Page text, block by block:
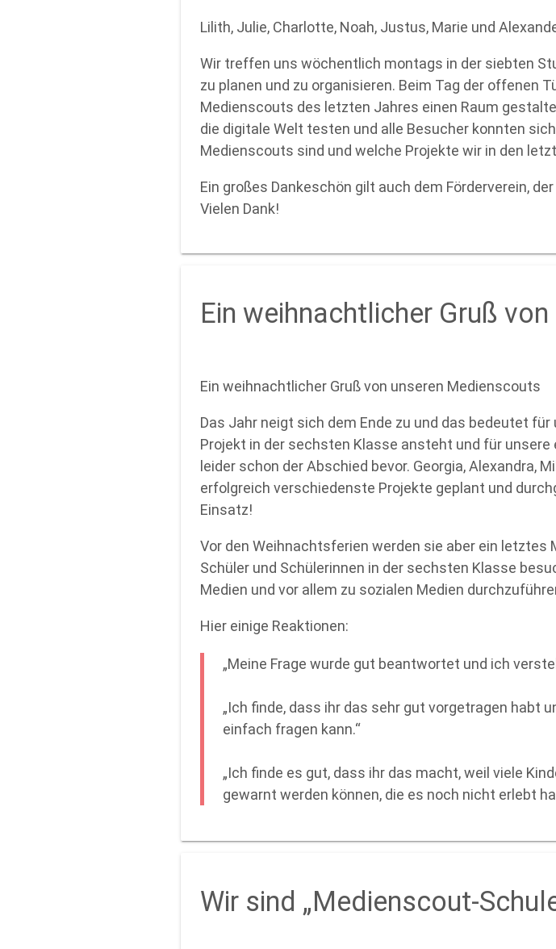
Lilith, Julie, Charlotte, Noah, Justus, Marie und
Wir treffen uns wöchentlich montags in der siebten
zu planen und zu organisieren. Beim Tag der offenen
Medienscouts des letzten Jahres einen Raum
die digitale Welt testen und alle Besucher konnten
Medienscouts sind und welche Projekte wir in den
Ein großes Dankeschön gilt auch dem Förderverein,
Vielen Dank!
Ein weihnachtlicher Gruß
Ein weihnachtlicher Gruß von unseren Medienscouts
Das Jahr neigt sich dem Ende zu und das bedeutet
Projekt in der sechsten Klasse ansteht und für
leider schon der Abschied bevor. Georgia, Alexandra,
erfolgreich verschiedenste Projekte geplant und
Einsatz!
Vor den Weihnachtsferien werden sie aber ein
Schüler und Schülerinnen in der sechsten Klasse
Medien und vor allem zu sozialen Medien
Hier einige Reaktionen:
„Meine Frage wurde gut beantwortet und ich
„Ich finde, dass ihr das sehr gut vorgetragen habt
einfach fragen kann.“
„Ich finde es gut, dass ihr das macht, weil viele
gewarnt werden können, die es noch nicht erlebt
Wir sind „Medienscout-